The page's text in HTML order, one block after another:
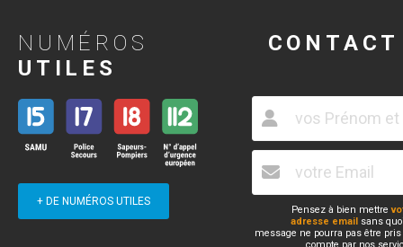
NUMÉROS
UTILES
+ DE NUMÉROS UTILES
CONTACT
Pensez à bien mettre
adresse email sans
message ne pourra pas être
compte par nos